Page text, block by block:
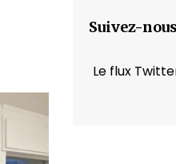
Suivez-nous
Le flux